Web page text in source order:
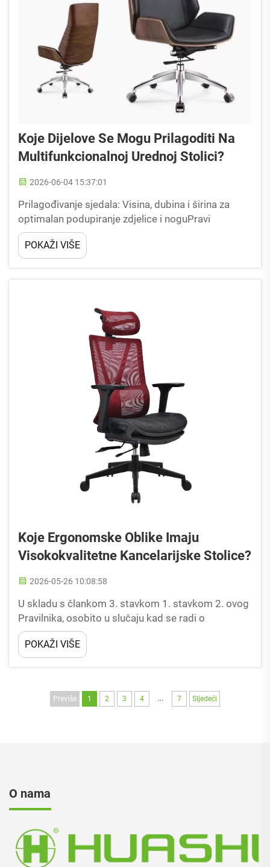
Koje Dijelove Se Mogu Prilagoditi Na
Multifunkcionalnoj Urednoj Stolici?
2026-06-04 15:37:01
Prilagođivanje sjedala: Visina, dubina i širina za
optimalan podupiranje zdjelice i noguPravi
prilagodbe sjedala čine temelj ergonomskog
sjedala u svakom podešavanom uredskom stolicu.
Dostizanje prave visine, dubine i širine je ključno za
POKAŽI VIŠE
Koje Ergonomske Oblike Imaju
Visokokvalitetne Kancelarijske Stolice?
2026-05-26 10:08:58
U skladu s člankom 3. stavkom 1. stavkom 2. ovog
Pravilnika, osobito u slučaju kad se radi o
proizvodnji i prodaji stolova za rad, osobito u
slučaju kada se radi o proizvodnji i prodaji stolova
za rad. Prava premium stolica postaje...
POKAŽI VIŠE
Previše 1 2 3 4 ... 7 Sljedeći
O nama